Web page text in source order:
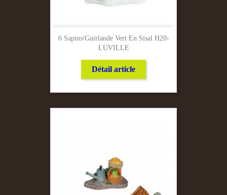
6 Sapins/Guirlande Vert En Sisal H20-
LUVILLE
Détail article